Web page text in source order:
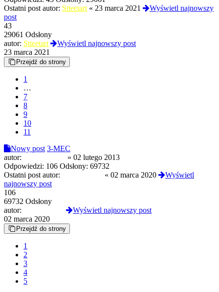
Ostatni post autor: Stteetart « 23 marca 2021
Wyświetl najnowszy
post
43
29061 Odsłony
autor: Stteetart
Wyświetl najnowszy post
23 marca 2021
Przejdź do strony
1
…
7
8
9
10
11
Nowy post 3-MEC
autor:
» 02 lutego 2013
Odpowiedzi: 106 Odsłony: 69732
Ostatni post autor:
« 02 marca 2020
Wyświetl
najnowszy post
106
69732 Odsłony
autor:
Wyświetl najnowszy post
02 marca 2020
Przejdź do strony
1
2
3
4
5